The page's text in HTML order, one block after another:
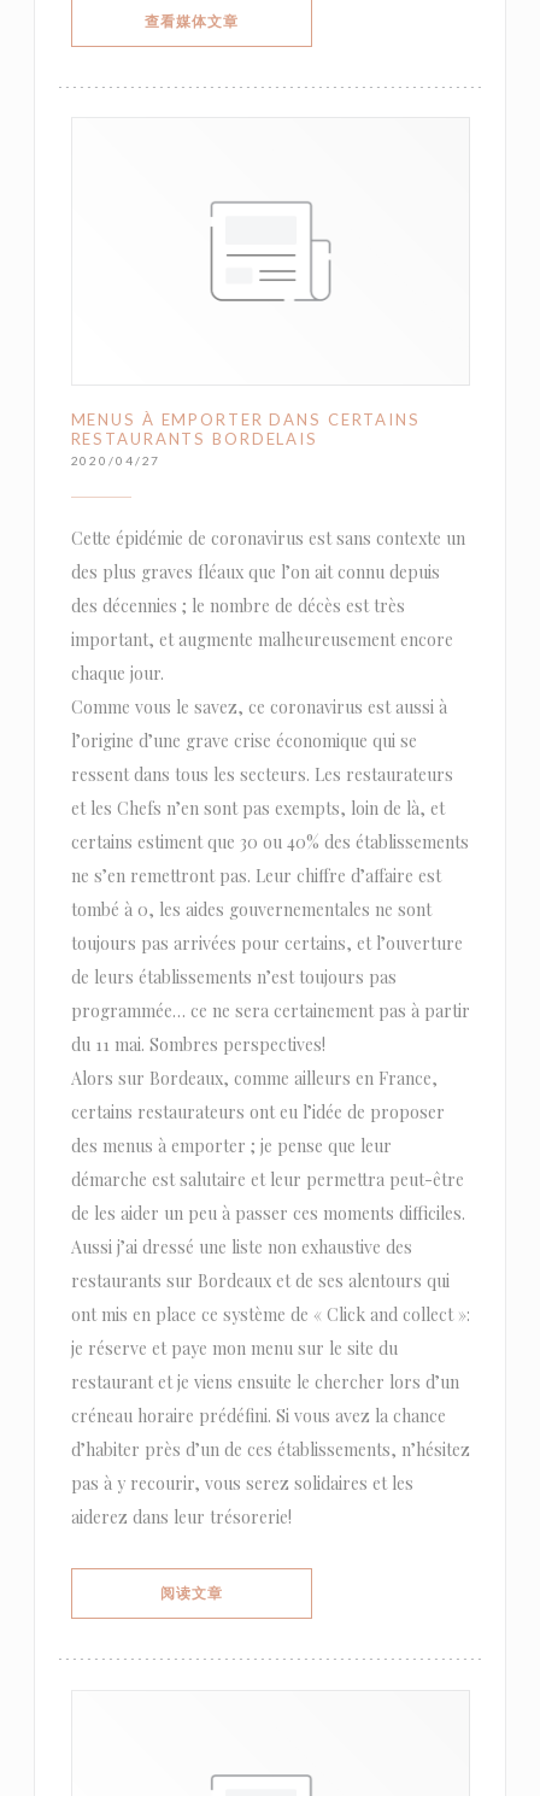
查看媒体文章((在新窗口中打开))
MENUS À EMPORTER DANS CERTAINS
RESTAURANTS BORDELAIS
2020/04/27
Cette épidémie de coronavirus est sans contexte un
des plus graves fléaux que l’on ait connu depuis
des décennies ; le nombre de décès est très
important, et augmente malheureusement encore
chaque jour.
Comme vous le savez, ce coronavirus est aussi à
l’origine d’une grave crise économique qui se
ressent dans tous les secteurs. Les restaurateurs
et les Chefs n’en sont pas exempts, loin de là, et
certains estiment que 30 ou 40% des établissements
ne s’en remettront pas. Leur chiffre d’affaire est
tombé à 0, les aides gouvernementales ne sont
toujours pas arrivées pour certains, et l’ouverture
de leurs établissements n’est toujours pas
programmée… ce ne sera certainement pas à partir
du 11 mai. Sombres perspectives!
Alors sur Bordeaux, comme ailleurs en France,
certains restaurateurs ont eu l’idée de proposer
des menus à emporter ; je pense que leur
démarche est salutaire et leur permettra peut-être
de les aider un peu à passer ces moments difficiles.
Aussi j’ai dressé une liste non exhaustive des
restaurants sur Bordeaux et de ses alentours qui
ont mis en place ce système de « Click and collect »:
je réserve et paye mon menu sur le site du
restaurant et je viens ensuite le chercher lors d’un
créneau horaire prédéfini. Si vous avez la chance
d’habiter près d’un de ces établissements, n’hésitez
pas à y recourir, vous serez solidaires et les
aiderez dans leur trésorerie!
阅读文章((在新窗口中打开))